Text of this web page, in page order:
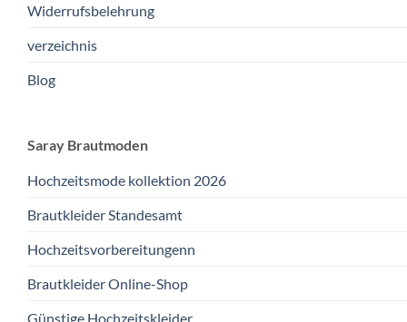
Widerrufsbelehrung
verzeichnis
Blog
Saray Brautmoden
Hochzeitsmode kollektion 2026
Brautkleider Standesamt
Hochzeitsvorbereitungenn
Brautkleider Online-Shop
Günstige Hochzeitskleider